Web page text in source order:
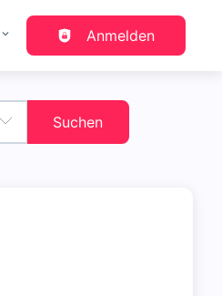
Anmelden
Suchen